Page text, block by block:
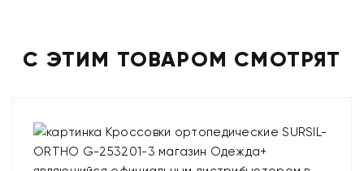
С ЭТИМ ТОВАРОМ СМОТРЯТ